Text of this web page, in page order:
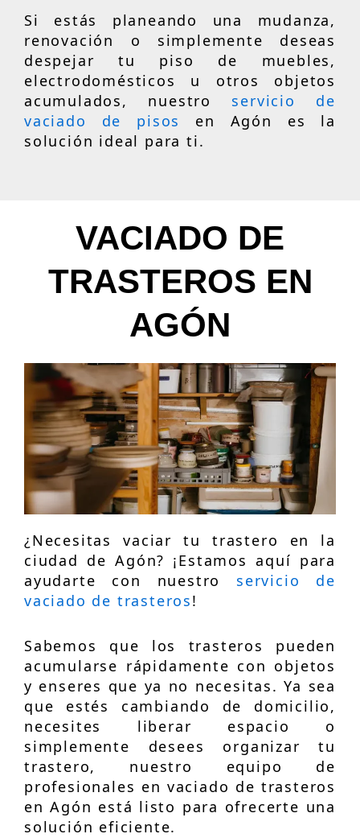
Si estás planeando una mudanza,
renovación o simplemente deseas
despejar tu piso de muebles,
electrodomésticos u otros objetos
acumulados, nuestro servicio de
vaciado de pisos
en Agón es la
solución ideal para ti.
VACIADO DE
TRASTEROS EN
AGÓN
¿Necesitas vaciar tu trastero en la
ciudad de Agón? ¡Estamos aquí para
ayudarte con nuestro servicio de
vaciado de trasteros!
Sabemos que los trasteros pueden
acumularse rápidamente con objetos
y enseres que ya no necesitas. Ya sea
que estés cambiando de domicilio,
necesites liberar espacio o
simplemente desees organizar tu
trastero, nuestro equipo de
profesionales en vaciado de trasteros
en Agón está listo para ofrecerte una
solución eficiente.